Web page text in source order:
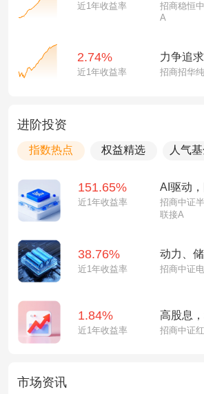
近1年收益率
招商稳恒
A
2.74%
近1年收益率
力争追
招商招华
进阶投资
指数热点 权益精选 人气
151.65%
近1年收益率
AI驱动
招商中证
联接A
38.76%
近1年收益率
动力、
招商中证
1.84%
近1年收益率
高股息
招商中证
市场资讯